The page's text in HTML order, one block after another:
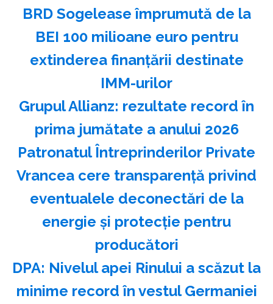
BRD Sogelease împrumută de la
BEI 100 milioane euro pentru
extinderea finanţării destinate
IMM-urilor
Grupul Allianz: rezultate record în
prima jumătate a anului 2026
Patronatul Întreprinderilor Private
Vrancea cere transparenţă privind
eventualele deconectări de la
energie şi protecţie pentru
producători
DPA: Nivelul apei Rinului a scăzut la
minime record în vestul Germaniei